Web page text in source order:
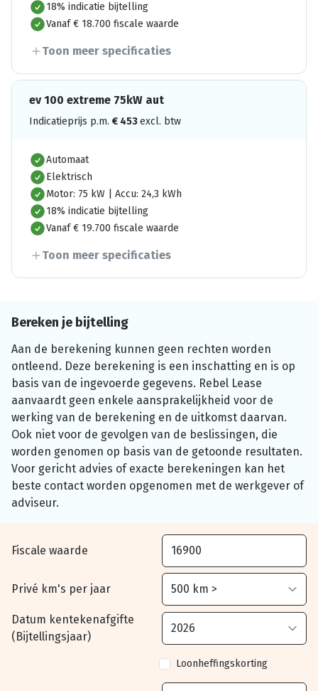
18% indicatie bijtelling
Vanaf € 18.700 fiscale waarde
Toon meer specificaties
ev 100 extreme 75kW aut
Indicatieprijs p.m. € 453excl. btw
Automaat
Elektrisch
Motor: 75 kW | Accu: 24,3 kWh
18% indicatie bijtelling
Vanaf € 19.700 fiscale waarde
Toon meer specificaties
Bereken je bijtelling
Aan de berekening kunnen geen rechten worden
ontleend. Deze berekening is een inschatting en is op
basis van de ingevoerde gegevens. Rebel Lease
aanvaardt geen enkele aansprakelijkheid voor de
werking van de berekening en de uitkomst daarvan.
Ook niet voor de gevolgen van de beslissingen, die
worden genomen op basis van de getoonde resultaten.
Voor gericht advies of exacte berekeningen kan het
beste contact worden opgenomen met de werkgever of
adviseur.
Fiscale waarde
Privé km's per jaar
Datum kentekenafgifte
(Bijtellingsjaar)
Loonheffingskorting